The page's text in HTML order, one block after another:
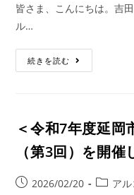
皆さま、こんにちは。吉
ル…
続きを読む
＜令和7年度延岡
（第3回）を開催
2026/02/20 ア